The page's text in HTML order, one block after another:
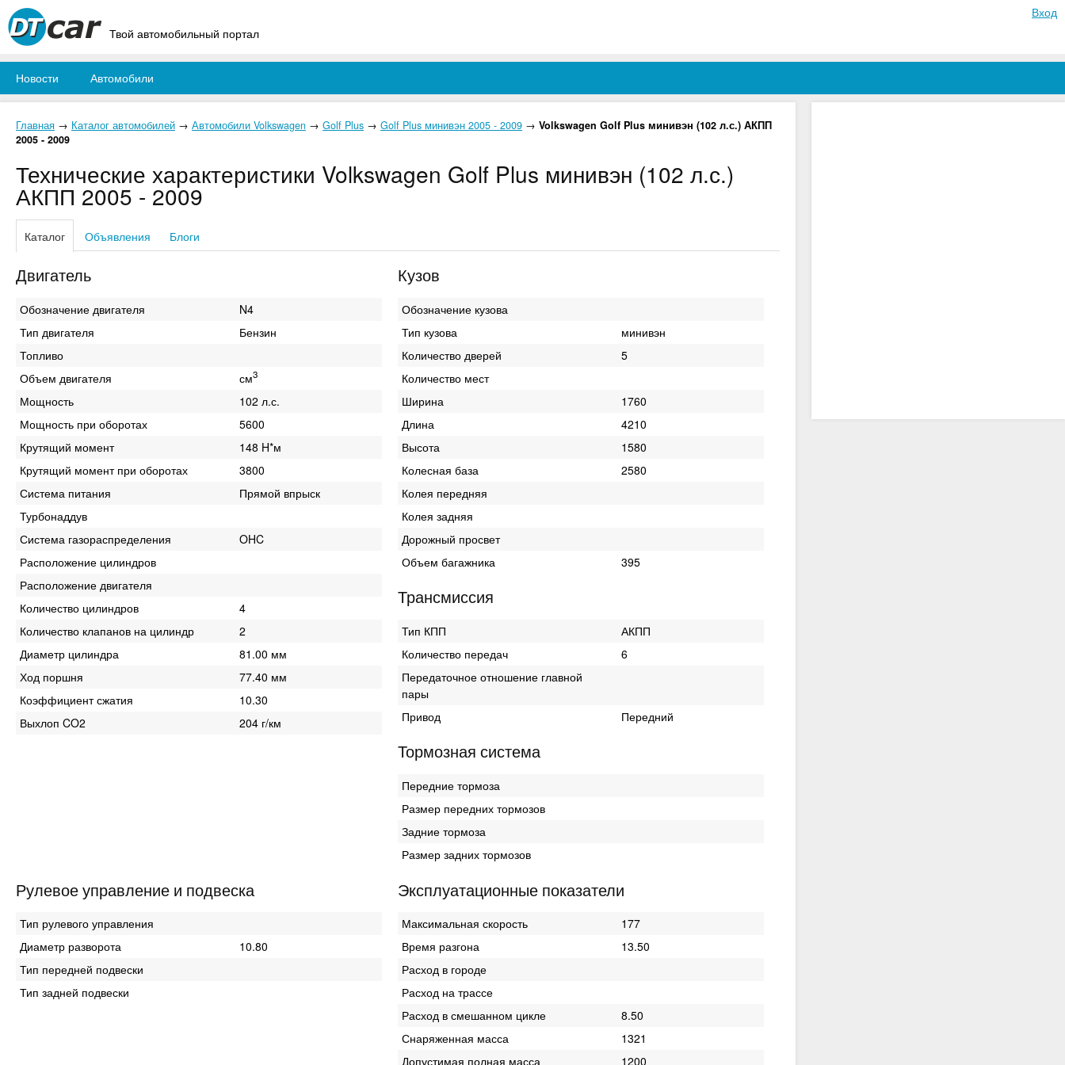
Твой автомобильный портал
Вход
Новости Автомобили
Главная → Каталог автомобилей → Автомобили Volkswagen → Golf Plus → Golf Plus минивэн 2005 - 2009 → Volkswagen Golf Plus минивэн (102 л.с.) АКПП
2005 - 2009
Технические характеристики Volkswagen Golf Plus минивэн (102 л.с.)
АКПП 2005 - 2009
Каталог Объявления Блоги
Двигатель
Обозначение двигателя
N4
Тип двигателя
Бензин
Топливо
Объем двигателя
см3
Мощность
102 л.с.
Мощность при оборотах
5600
Крутящий момент
148 H*м
Крутящий момент при оборотах
3800
Система питания
Прямой впрыск
Турбонаддув
Система газораспределения
OHC
Расположение цилиндров
Расположение двигателя
Количество цилиндров
4
Количество клапанов на цилиндр
2
Диаметр цилиндра
81.00 мм
Ход поршня
77.40 мм
Коэффициент сжатия
10.30
Выхлоп CO2
204 г/км
Кузов
Обозначение кузова
Тип кузова
минивэн
Количество дверей
5
Количество мест
Ширина
1760
Длина
4210
Высота
1580
Колесная база
2580
Колея передняя
Колея задняя
Дорожный просвет
Объем багажника
395
Трансмиссия
Тип КПП
АКПП
Количество передач
6
Передаточное отношение главной
пары
Привод
Передний
Тормозная система
Передние тормоза
Размер передних тормозов
Задние тормоза
Размер задних тормозов
Рулевое управление и подвеска
Тип рулевого управления
Диаметр разворота
10.80
Тип передней подвески
Тип задней подвески
Эксплуатационные показатели
Максимальная скорость
177
Время разгона
13.50
Расход в городе
Расход на трассе
Расход в смешанном цикле
8.50
Снаряженная масса
1321
Допустимая полная масса
1200